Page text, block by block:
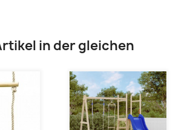
in der gleichen